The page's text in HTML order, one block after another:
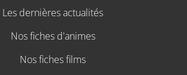
Les dernières actualités
Nos fiches d'animes
Nos fiches films